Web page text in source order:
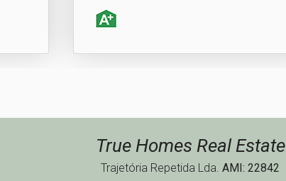
True Homes Real Estate
Trajetória Repetida Lda. AMI: 22842